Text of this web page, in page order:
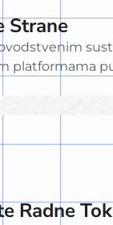
Strane
platformama
Radne